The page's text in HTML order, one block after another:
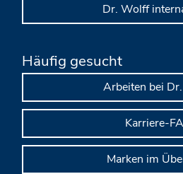
Dr. Wolff
Häufig gesucht
Arbeiten bei
Karriere-
Marken im